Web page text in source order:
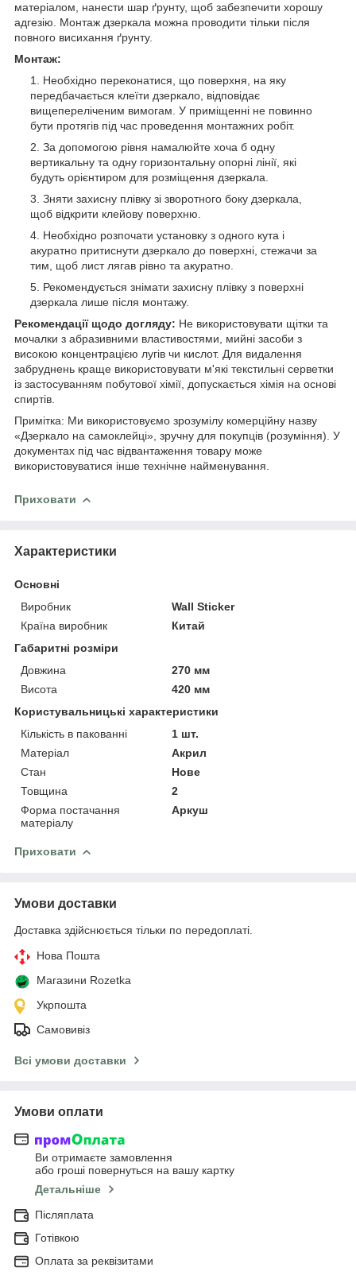
матеріалом, нанести шар ґрунту, щоб забезпечити хорошу
адгезію. Монтаж дзеркала можна проводити тільки після
повного висихання ґрунту.
Монтаж:
Необхідно переконатися, що поверхня, на яку
передбачається клеїти дзеркало, відповідає
вищепереліченим вимогам. У приміщенні не повинно
бути протягів під час проведення монтажних робіт.
За допомогою рівня намалюйте хоча б одну
вертикальну та одну горизонтальну опорні лінії, які
будуть орієнтиром для розміщення дзеркала.
Зняти захисну плівку зі зворотного боку дзеркала,
щоб відкрити клейову поверхню.
Необхідно розпочати установку з одного кута і
акуратно притиснути дзеркало до поверхні, стежачи за
тим, щоб лист лягав рівно та акуратно.
Рекомендується знімати захисну плівку з поверхні
дзеркала лише після монтажу.
Рекомендації щодо догляду: Не використовувати щітки та
мочалки з абразивними властивостями, мийні засоби з
високою концентрацією лугів чи кислот. Для видалення
забруднень краще використовувати м'які текстильні серветки
із застосуванням побутової хімії, допускається хімія на основі
спиртів.
Примітка: Ми використовуємо зрозумілу комерційну назву
«Дзеркало на самоклейці», зручну для покупців (розуміння). У
документах під час відвантаження товару може
використовуватися інше технічне найменування.
Приховати
Характеристики
Основні
Виробник
Wall Sticker
Країна виробник
Китай
Габаритні розміри
Довжина
270 мм
Висота
420 мм
Користувальницькі характеристики
Кількість в пакованні
1 шт.
Матеріал
Акрил
Стан
Нове
Товщина
2
Форма постачання
матеріалу
Аркуш
Приховати
Умови доставки
Доставка здійснюється тільки по передоплаті.
Нова Пошта
Магазини Rozetka
Укрпошта
Самовивіз
Всі умови доставки
Умови оплати
Ви отримаєте замовлення
або гроші повернуться на вашу картку
Детальніше
Післяплата
Готівкою
Оплата за реквізитами